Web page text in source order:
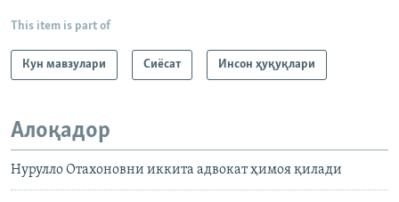
This item is part of
Кун мавзулари Сиёсат Инсон ҳуқуқлари
Алоқадор
Нурулло Отахоновни иккита адвокат ҳимоя қилади